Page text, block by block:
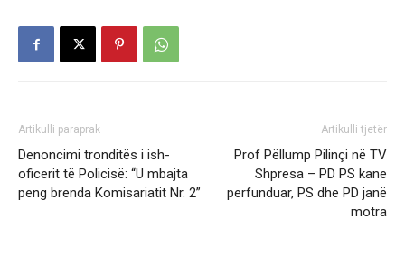
Artikulli paraprak
Denoncimi tronditës i ish-
oficerit të Policisë: “U mbajta
peng brenda Komisariatit Nr. 2”
Artikulli tjetër
Prof Pëllump Pilinçi në TV
Shpresa – PD PS kane
perfunduar, PS dhe PD janë
motra